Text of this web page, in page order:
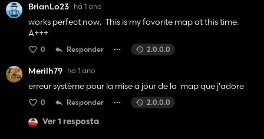
BrianLo23 há 1 ano
works perfect now. This is my favorite map at this time.
A+++
0 Responder 2.0.0.0
Merilh79 há 1 ano
erreur système pour la mise a jour de la map que j'adore
0 Responder 2.0.0.0
Ver 1 resposta